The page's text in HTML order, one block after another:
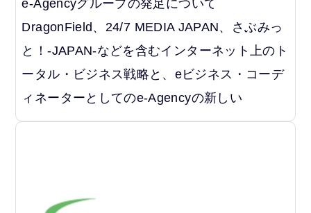
e-Agencyグループの発足について
DragonField、24/7 MEDIA JAPAN、さぶみっ
と！-JAPAN-などを含むインターネット上のト
ータル・ビジネス戦略と、eビジネス・コーデ
ィネーターとしてのe-Agencyの新しい